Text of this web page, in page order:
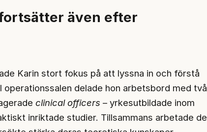
även efter
Karin stort fokus på att lyssna in och förstå
operationssalen delade hon arbetsbord med två
clinical officers – yrkesutbildade inom
inriktade studier. Tillsammans arbetade de